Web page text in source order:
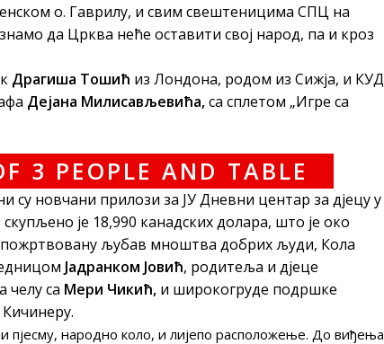
о. Гаврилу, и свим свештеницима СПЦ на
да Црква неће оставити свој народ, па и кроз
Драгиша Тошић из Лондона, родом из Сижја, и КУД
Дејана Милисављевића,са сплетом „Игре са
су новчани прилози за ЈУ Дневни центар за дјецу у
је 18,990 канадских долара, што је око
пожртвовану љубав мноштва добрих људи, Кола
Јадранком Јовић, родитеља и дјеце
челу са Мери Чикић, и широкогруде подршке
пјесму, народно коло, и лијепо расположење. До виђења